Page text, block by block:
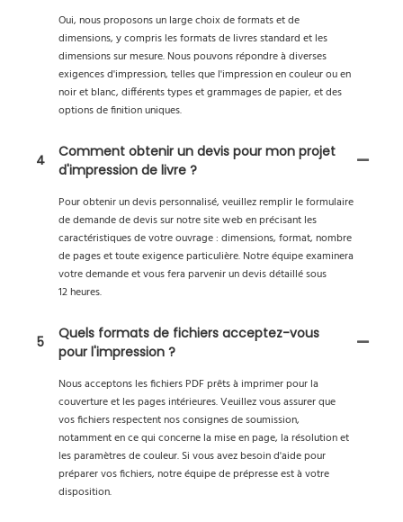
Oui, nous proposons un large choix de formats et de
dimensions, y compris les formats de livres standard et les
dimensions sur mesure. Nous pouvons répondre à diverses
exigences d'impression, telles que l'impression en couleur ou en
noir et blanc, différents types et grammages de papier, et des
options de finition uniques.
4
Comment obtenir un devis pour mon projet
d'impression de livre ?
Pour obtenir un devis personnalisé, veuillez remplir le formulaire
de demande de devis sur notre site web en précisant les
caractéristiques de votre ouvrage : dimensions, format, nombre
de pages et toute exigence particulière. Notre équipe examinera
votre demande et vous fera parvenir un devis détaillé sous
12 heures.
5
Quels formats de fichiers acceptez-vous
pour l'impression ?
Nous acceptons les fichiers PDF prêts à imprimer pour la
couverture et les pages intérieures. Veuillez vous assurer que
vos fichiers respectent nos consignes de soumission,
notamment en ce qui concerne la mise en page, la résolution et
les paramètres de couleur. Si vous avez besoin d'aide pour
préparer vos fichiers, notre équipe de prépresse est à votre
disposition.